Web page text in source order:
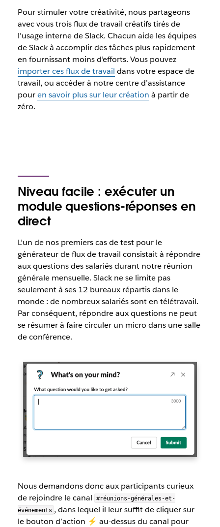
Pour stimuler votre créativité, nous partageons
avec vous trois flux de travail créatifs tirés de
l’usage interne de Slack. Chacun aide les équipes
de Slack à accomplir des tâches plus rapidement
en fournissant moins d’efforts. Vous pouvez
importer ces flux de travail dans votre espace de
travail, ou accéder à notre centre d’assistance
pouren savoir plus sur leur création à partir de
zéro.
Niveau facile : exécuter un
module questions-réponses en
direct
L’un de nos premiers cas de test pour le
générateur de flux de travail consistait à répondre
aux questions des salariés durant notre réunion
générale mensuelle. Slack ne se limite pas
seulement à ses 12 bureaux répartis dans le
monde : de nombreux salariés sont en télétravail.
Par conséquent, répondre aux questions ne peut
se résumer à faire circuler un micro dans une salle
de conférence.
Nous demandons donc aux participants curieux
de rejoindre le canal
#réunions-générales-et-
événements , dans lequel il leur suffit de cliquer sur
le bouton d’action ⚡️ au-dessus du canal pour